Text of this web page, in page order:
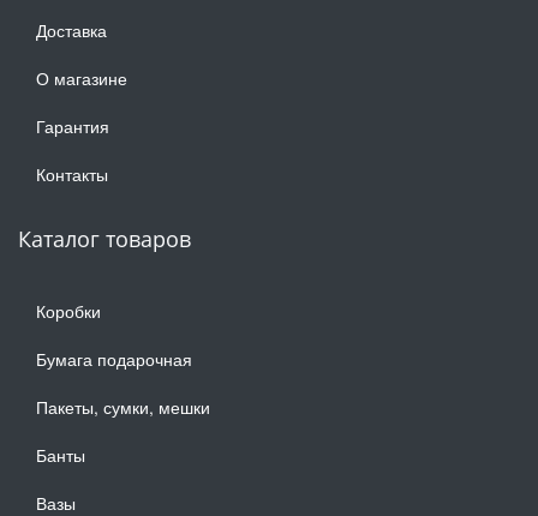
Доставка
О магазине
Гарантия
Контакты
Каталог товаров
Коробки
Бумага подарочная
Пакеты, сумки, мешки
Банты
Вазы